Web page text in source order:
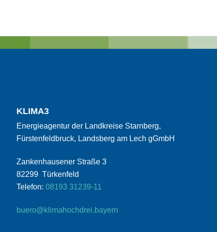
KLIMA3
Energieagentur der Landkreise Starnberg,
Fürstenfeldbruck, Landsberg am Lech gGmbH
Zankenhausener Straße 3
82299 Türkenfeld
Telefon: 08193 31239-11
buero@klimahochdrei.bayern